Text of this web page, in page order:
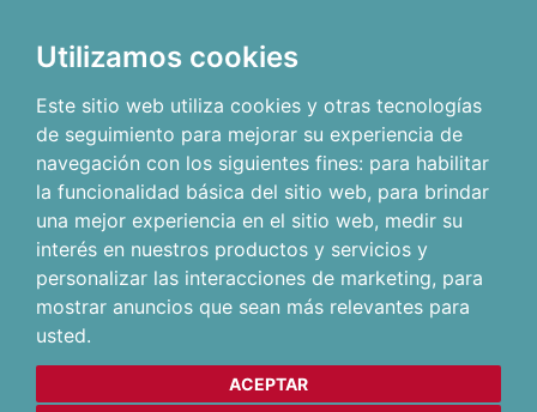
Utilizamos cookies
Este sitio web utiliza cookies y otras tecnologías
de seguimiento para mejorar su experiencia de
navegación con los siguientes fines: para habilitar
la funcionalidad básica del sitio web, para brindar
una mejor experiencia en el sitio web, medir su
interés en nuestros productos y servicios y
personalizar las interacciones de marketing, para
mostrar anuncios que sean más relevantes para
usted.
ACEPTAR